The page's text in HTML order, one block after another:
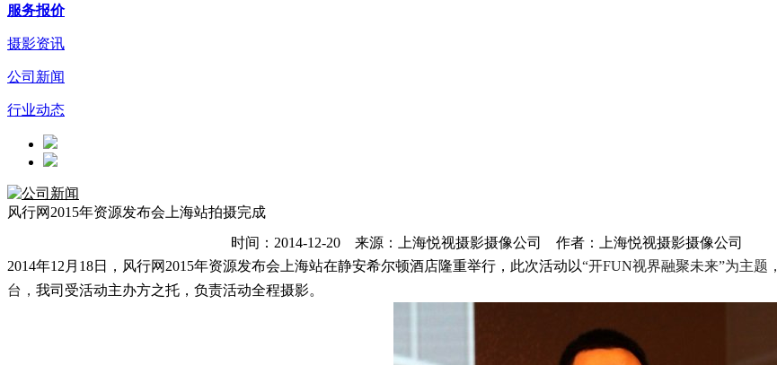
服务报价
摄影资讯
公司新闻
行业动态
风行网2015年资源发布会上海站拍摄完成
时间：2014-12-20 来源：上海悦视摄影摄像公司 作者：上海悦视摄影摄像公司
2014年12月18日，风行网2015年资源发布会上海站在静安希尔顿酒店隆重举行，此次活动以“开FUN视界融聚未来”为主题，
台， 我司受活动主办方之托，负责活动全程摄影。